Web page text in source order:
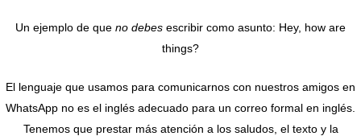
Un ejemplo de que no debes escribir como asunto: Hey, how are
things?
El lenguaje que usamos para comunicarnos con nuestros amigos en
WhatsApp no es el inglés adecuado para un correo formal en inglés.
Tenemos que prestar más atención a los saludos, el texto y la